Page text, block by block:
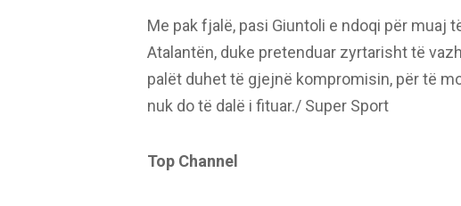
Me pak fjalë, pasi Giuntoli e ndoqi për muaj
Atalantën, duke pretenduar zyrtarisht të
palët duhet të gjejnë kompromisin, për të
nuk do të dalë i fituar./ Super Sport
Top Channel